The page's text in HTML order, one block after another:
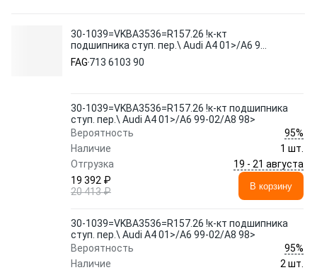
30-1039=VKBA3536=R157.26 !к-кт
подшипника ступ. пер.\ Audi A4 01>/A6 99-
02/A8 98>
FAG 713 6103 90
30-1039=VKBA3536=R157.26 !к-кт подшипника
ступ. пер.\ Audi A4 01>/A6 99-02/A8 98>
Вероятность
95%
Наличие
1 шт.
Отгрузка
19 - 21 августа
19 392 ₽
20 413 ₽
В корзину
30-1039=VKBA3536=R157.26 !к-кт подшипника
ступ. пер.\ Audi A4 01>/A6 99-02/A8 98>
Вероятность
95%
Наличие
2 шт.